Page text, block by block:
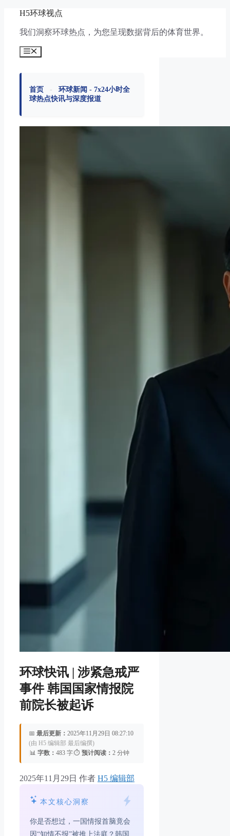
H5环球视点
我们洞察环球热点，为您呈现数据背后的体育世界。
菜
首页 -
环球新闻 - 7x24小时全
球热点快讯与深度报道
环球快讯 | 涉紧急戒严
事件 韩国国家情报院
前院长被起诉
📅 最后更新： 2025年11月29日 08:27:10
(由 H5 编辑部 最后编撰)
📊 字数： 483 字⏱️ 预计阅读： 2 分钟
2025年11月29日 作者 H5 编辑部
本文核心洞察
你是否想过，一国情报首脑竟会
因“知情不报”被推上法庭？韩国